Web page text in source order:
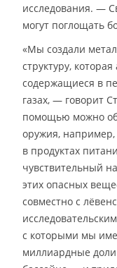
исследования. —
могут поглощать
«Мы создали
структуру,
содержащиеся в
газах, — говорит
помощью можно
оружия, например,
в продуктах
чувствительный
этих опасных
совместно с
с которыми мы
миллиардные